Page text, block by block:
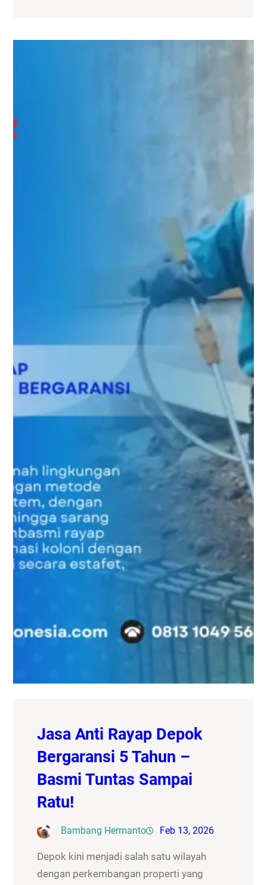
Jasa Anti Rayap Depok
Bergaransi 5 Tahun –
Basmi Tuntas Sampai
Ratu!
Bambang Hermanto Feb 13, 2026
Depok kini menjadi salah satu wilayah
dengan perkembangan properti yang